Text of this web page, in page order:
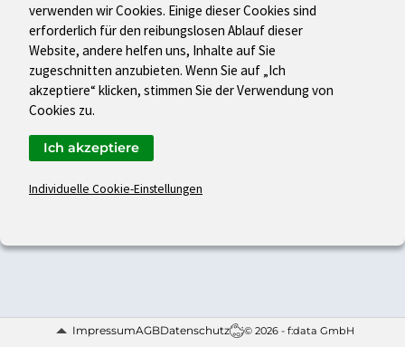
ImpressumAGBDatenschutz © 2026 - f:data GmbH
verwenden wir Cookies. Einige dieser Cookies sind
erforderlich für den reibungslosen Ablauf dieser
Website, andere helfen uns, Inhalte auf Sie
zugeschnitten anzubieten. Wenn Sie auf „Ich
akzeptiere“ klicken, stimmen Sie der Verwendung von
Cookies zu.
Individuelle Cookie-Einstellungen
Ich akzeptiere